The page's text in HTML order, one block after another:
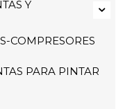
Y
COMPRESORES
PARA PINTAR